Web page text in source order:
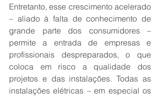
Entretanto, esse crescimento acelerado
– aliado à falta de conhecimento de
grande parte dos consumidores –
permite a entrada de empresas e
profissionais despreparados, o que
coloca em risco a qualidade dos
projetos e das instalações. Todas as
instalações elétricas – em especial os